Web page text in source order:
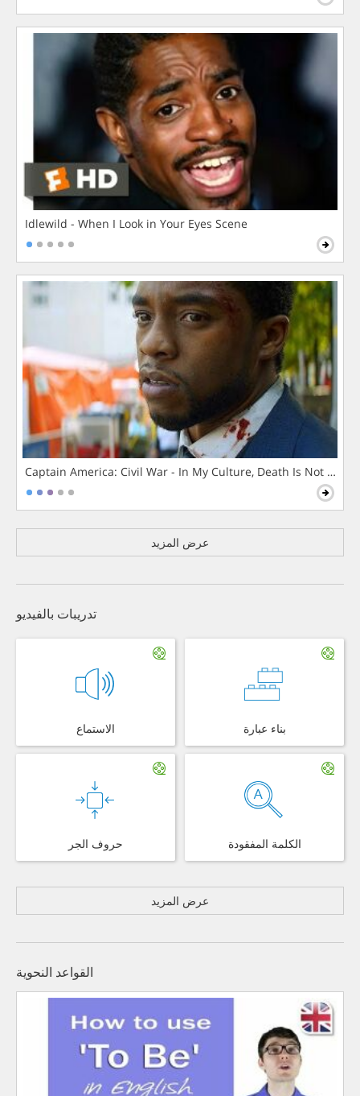
Idlewild - When I Look in Your Eyes Scene
Captain America: Civil War - In My Culture, Death Is Not The
عرض المزيد
تدريبات بالفيديو
الاستماع بناء عبارة
حروف الجر الكلمة المفقودة
عرض المزيد
القواعد النحوية